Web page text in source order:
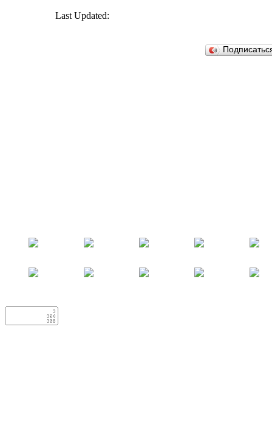
Last Updated: